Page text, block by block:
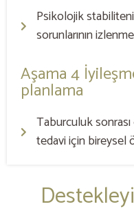
Psikolojik
sorunlarının
Aşama 4
planlama
Taburculuk
tedavi için bireysel